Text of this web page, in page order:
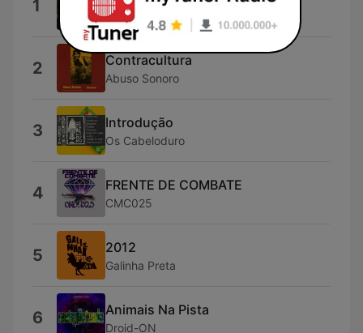
1 Protesto Suburbano
2 Contracultura
Abuso Sonoro
3 Introdução
Os Cabeloduro
4 FRENTE DE COMBATE
CMC025
5 2012
Galinha Preta
6 Animais Na Pista
Droid-ON